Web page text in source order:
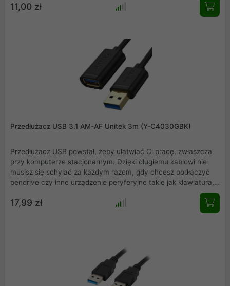
produkcji oraz wieloetapowej kontroli jakości, pozwala na
wyprodukowanie najwyższej jakości sprzętu oraz zaspokojenie
11,00 zł
Przedłużacz USB 3.1 AM-AF Unitek 3m (Y-C4030GBK)
Przedłużacz USB powstał, żeby ułatwiać Ci pracę, zwłaszcza
przy komputerze stacjonarnym. Dzięki długiemu kablowi nie
musisz się schylać za każdym razem, gdy chcesz podłączyć
pendrive czy inne urządzenie peryferyjne takie jak klawiatura,
17,99 zł